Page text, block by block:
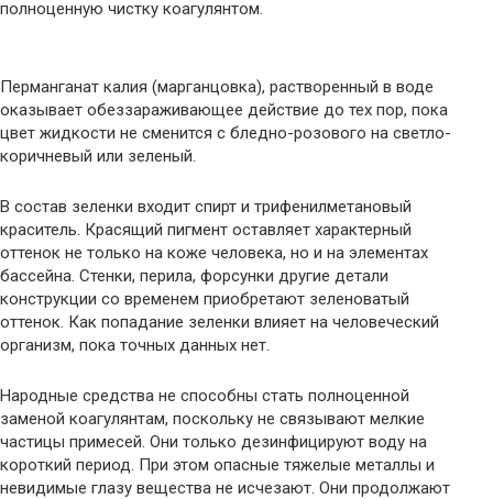
полноценную чистку коагулянтом.
Перманганат калия (марганцовка), растворенный в воде
оказывает обеззараживающее действие до тех пор, пока
цвет жидкости не сменится с бледно-розового на светло-
коричневый или зеленый.
В состав зеленки входит спирт и трифенилметановый
краситель. Красящий пигмент оставляет характерный
оттенок не только на коже человека, но и на элементах
бассейна. Стенки, перила, форсунки другие детали
конструкции со временем приобретают зеленоватый
оттенок. Как попадание зеленки влияет на человеческий
организм, пока точных данных нет.
Народные средства не способны стать полноценной
заменой коагулянтам, поскольку не связывают мелкие
частицы примесей. Они только дезинфицируют воду на
короткий период. При этом опасные тяжелые металлы и
невидимые глазу вещества не исчезают. Они продолжают